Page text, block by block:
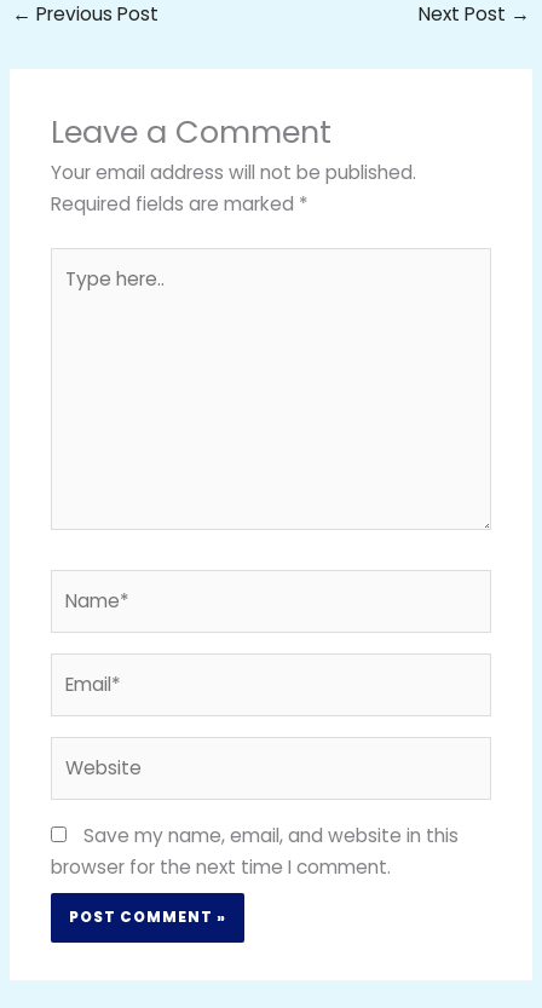
← Previous Post Next Post →
Leave a Comment
Your email address will not be published.
Required fields are marked *
here..
Save my name, email, and website in this
browser for the next time I comment.